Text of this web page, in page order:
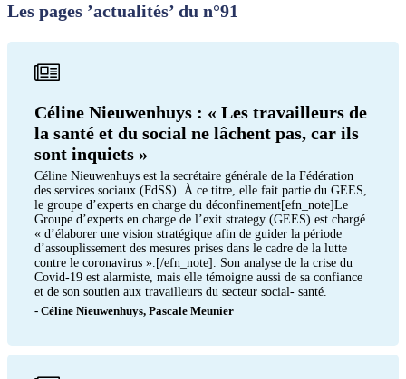
Les pages ’actualités’ du n°91
Céline Nieuwenhuys : « Les travailleurs de
la santé et du social ne lâchent pas, car ils
sont inquiets »
Céline Nieuwenhuys est la secrétaire générale de la Fédération
des services sociaux (FdSS). À ce titre, elle fait partie du GEES,
le groupe d’experts en charge du déconfinement[efn_note]Le
Groupe d’experts en charge de l’exit strategy (GEES) est chargé
« d’élaborer une vision stratégique afin de guider la période
d’assouplissement des mesures prises dans le cadre de la lutte
contre le coronavirus ».[/efn_note]. Son analyse de la crise du
Covid-19 est alarmiste, mais elle témoigne aussi de sa confiance
et de son soutien aux travailleurs du secteur social- santé.
- Céline Nieuwenhuys, Pascale Meunier